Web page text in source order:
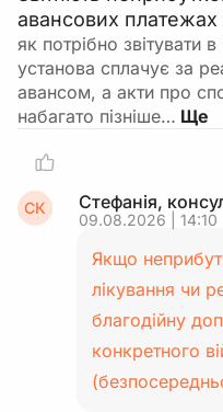
авансових платежах
як потрібно звітувати
установа сплачує за
авансом, а акти про
набагато пізніше…
СК Стефанія,
09.08.2026 | 14:10
Якщо
лікування чи
благодійну
конкретного